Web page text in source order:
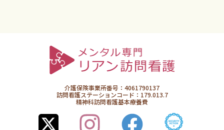
介護保険事業所番号：4061790137
訪問看護ステーションコード：179.013.7
精神科訪問看護基本療養費